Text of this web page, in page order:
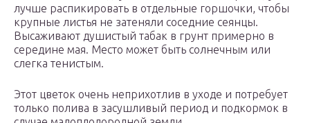
лучше распикировать в отдельные горшочки, чтобы
крупные листья не затеняли соседние сеянцы.
Высаживают душистый табак в грунт примерно в
середине мая. Место может быть солнечным или
слегка тенистым.
Этот цветок очень неприхотлив в уходе и потребует
только полива в засушливый период и подкормок в